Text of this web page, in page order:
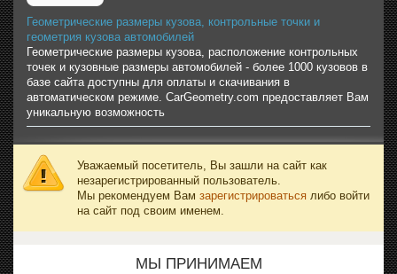
Геометрические размеры кузова, контрольные точки и
геометрия кузова автомобилей
Геометрические размеры кузова, расположение контрольных
точек и кузовные размеры автомобилей - более 1000 кузовов в
базе сайта доступны для оплаты и скачивания в
автоматическом режиме. CarGeometry.com предоставляет Вам
уникальную возможность
Уважаемый посетитель, Вы зашли на сайт как
незарегистрированный пользователь.
Мы рекомендуем Вам зарегистрироваться либо войти
на сайт под своим именем.
МЫ ПРИНИМАЕМ